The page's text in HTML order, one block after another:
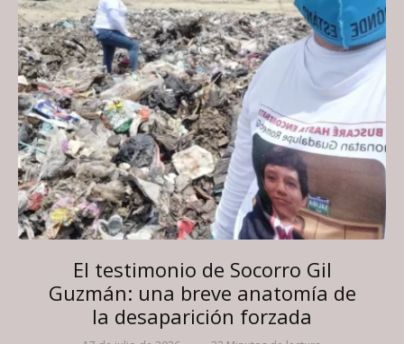
El testimonio de Socorro Gil
Guzmán: una breve anatomía de
la desaparición forzada